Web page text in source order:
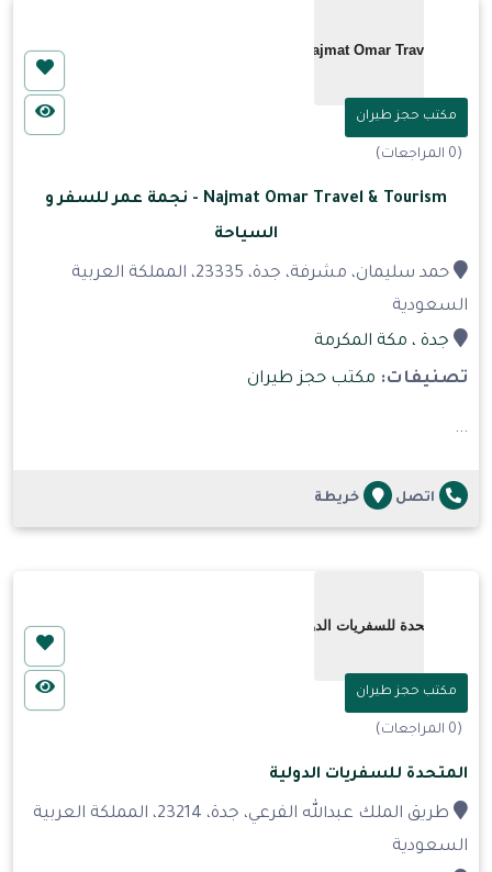
مكتب حجز طيران
(0 المراجعات)
Najmat Omar Travel & Tourism - نجمة عمر للسفر و
السياحة
حمد سليمان، مشرفة، جدة، 23335، المملكة العربية
السعودية
جدة ، مكة المكرمة
تصنيفات: مكتب حجز طيران
...
اتصل خريطة
مكتب حجز طيران
(0 المراجعات)
المتحدة للسفريات الدولية
طريق الملك عبدالله الفرعي، جدة، 23214، المملكة العربية
السعودية